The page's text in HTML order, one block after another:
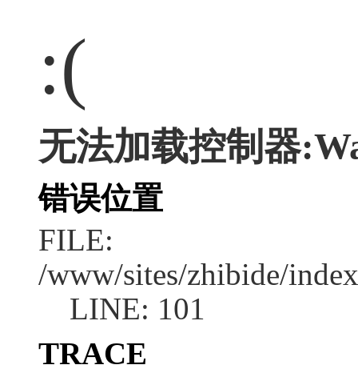
:(
无法加载控制器
错误位置
FILE:
/www/sites/zhibide/
LINE: 101
TRACE